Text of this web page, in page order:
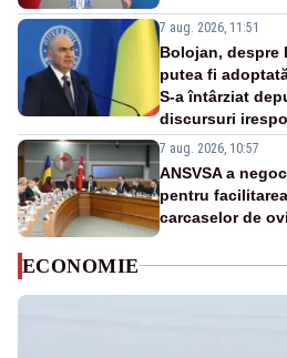
7 aug. 2026, 11:51
Bolojan, despre
putea fi
S-a întârziat
discursuri
7 aug. 2026, 10:57
ANSVSA a
pentru
carcaselor de
ECONOMIE